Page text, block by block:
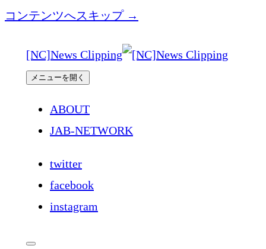
コンテンツへスキップ →
[NC]News Clipping
メニューを開く
ABOUT
JAB-NETWORK
twitter
facebook
instagram